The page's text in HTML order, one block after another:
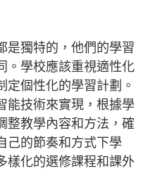
是獨特的，他們的學習
。學校應該重視適性化
定個性化的學習計劃。
能技術來實現，根據學
整教學內容和方法，確
己的節奏和方式下學
樣化的選修課程和課外